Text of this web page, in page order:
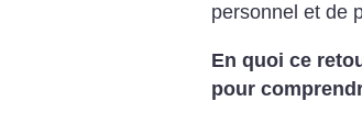
personnel et de
En quoi ce
pour